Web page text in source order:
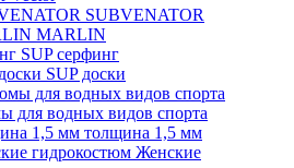
SUBVENATOR
MARLIN
SUP серфинг
SUP доски
для водных видов спорта
толщина 1,5 мм
Женские